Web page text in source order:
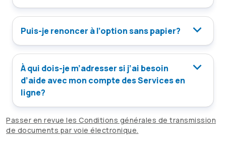
Puis-je renoncer à l’option sans papier?
À qui dois-je m’adresser si j’ai besoin
d’aide avec mon compte des Services en
ligne?
Passer en revue les Conditions générales de transmission
de documents par voie électronique.